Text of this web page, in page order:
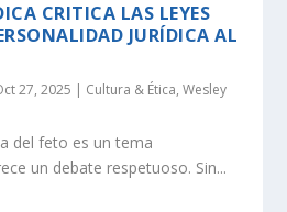
CRITICA LAS LEYES
JURÍDICA AL
27, 2025 | Cultura & Ética,Wesley
del feto es un tema
un debate respetuoso. Sin...